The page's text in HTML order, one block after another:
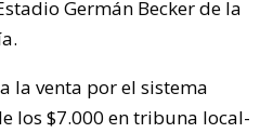
Germán Becker de la
la venta por el sistema
los $7.000 en tribuna local-